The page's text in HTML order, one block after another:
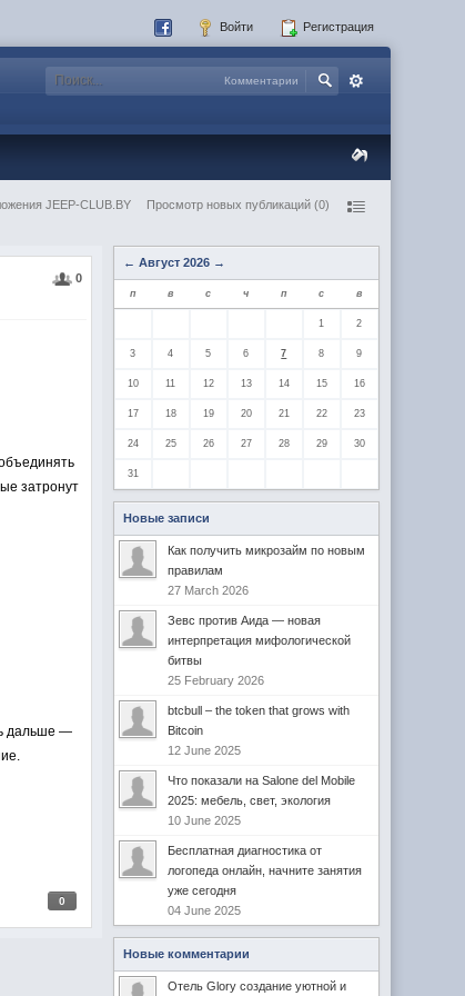
Войти Регистрация
Комментарии
JEEP-CLUB.BY Просмотр новых публикаций (0)
0
затронут
дальше —
0
← Август 2026 →
п в с ч п с в
1 2
3 4 5 6 7 8 9
10 11 12 13 14 15 16
17 18 19 20 21 22 23
24 25 26 27 28 29 30
31
Новые записи
Как получить микрозайм по новым
правилам
27 March 2026
Зевс против Аида — новая
интерпретация мифологической
битвы
25 February 2026
btcbull – the token that grows with
Bitcoin
12 June 2025
Что показали на Salone del Mobile
2025: мебель, свет, экология
10 June 2025
Бесплатная диагностика от
логопеда онлайн, начните занятия
уже сегодня
04 June 2025
Новые комментарии
Отель Glory создание уютной и